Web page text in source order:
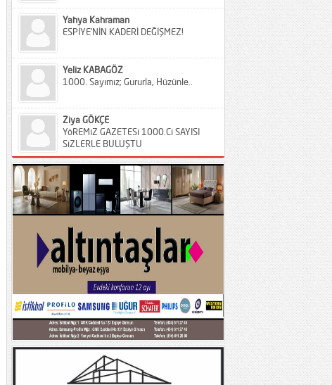
Yahya Kahraman
ESPİYE’NİN KADERİ DEĞİŞMEZ!
Yeliz KABAGÖZ
1000. Sayımız; Gururla, Hüzünle..
Ziya GÖKÇE
YöREMiZ GAZETESi 1000.Ci SAYISI
SiZLERLE BULUŞTU